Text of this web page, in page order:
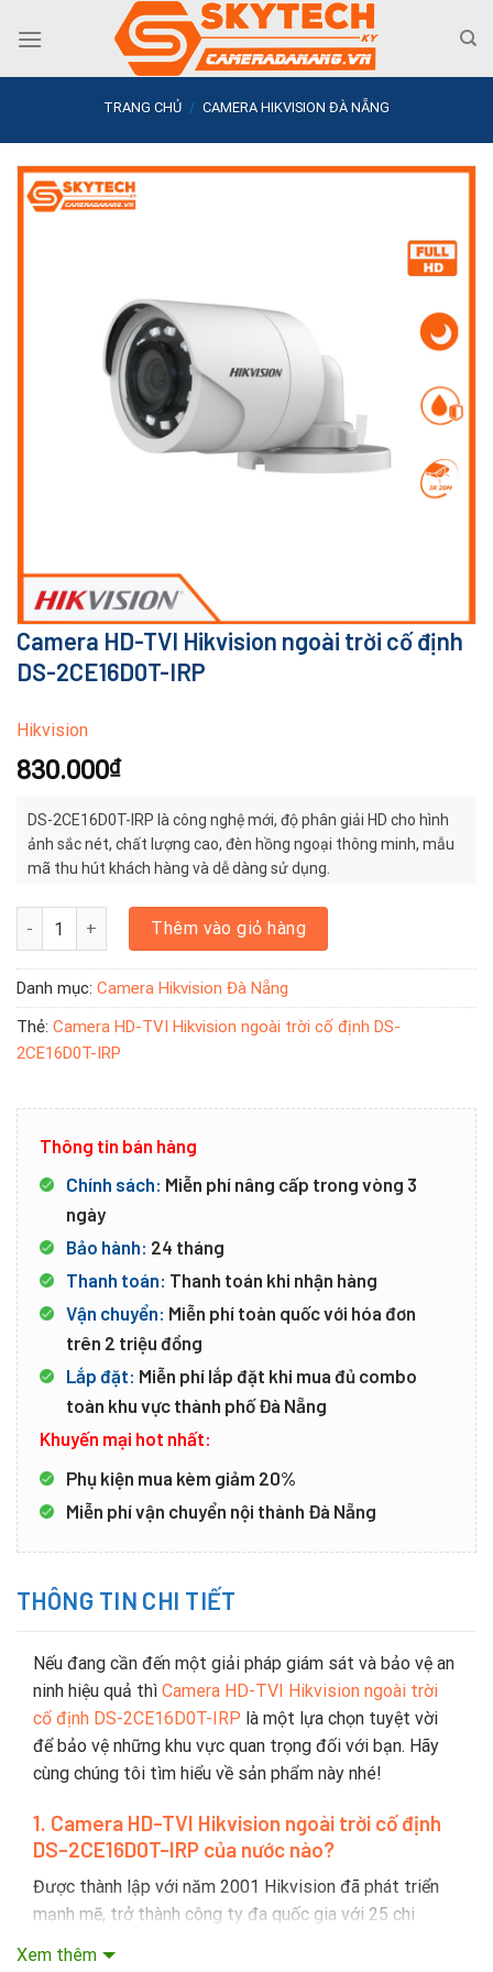
TRANG CHỦ / CAMERA HIKVISION ĐÀ NẴNG
Camera HD-TVI Hikvision ngoài trời cố định
DS-2CE16D0T-IRP
Hikvision
830.000₫
DS-2CE16D0T-IRP là công nghệ mới, độ phân giải HD cho hình
ảnh sắc nét, chất lượng cao, đèn hồng ngoại thông minh, mẫu
mã thu hút khách hàng và dễ dàng sử dụng.
Camera HD-TVI Hikvision ngoài trời cố định DS-2CE16D0T-IRP số
Thêm vào giỏ hàng
Danh mục: Camera Hikvision Đà Nẵng
Thẻ: Camera HD-TVI Hikvision ngoài trời cố định DS-
2CE16D0T-IRP
Thông tin bán hàng
Chính sách: Miễn phí nâng cấp trong vòng 3
ngày
Bảo hành: 24 tháng
Thanh toán: Thanh toán khi nhận hàng
Vận chuyển: Miễn phí toàn quốc với hóa đơn
trên 2 triệu đồng
Lắp đặt: Miễn phí lắp đặt khi mua đủ combo
toàn khu vực thành phố Đà Nẵng
Khuyến mại hot nhất:
Phụ kiện mua kèm giảm 20%
Miễn phí vận chuyển nội thành Đà Nẵng
THÔNG TIN CHI TIẾT
Nếu đang cần đến một giải pháp giám sát và bảo vệ an
ninh hiệu quả thì Camera HD-TVI Hikvision ngoài trời
cố định DS-2CE16D0T-IRP là một lựa chọn tuyệt vời
để bảo vệ những khu vực quan trọng đối với bạn. Hãy
cùng chúng tôi tìm hiểu về sản phẩm này nhé!
1. Camera HD-TVI Hikvision ngoài trời cố định
DS-2CE16D0T-IRP của nước nào?
Được thành lập với năm 2001 Hikvision đã phát triển
mạnh mẽ, trở thành công ty đa quốc gia với 25 chi
Xem thêm